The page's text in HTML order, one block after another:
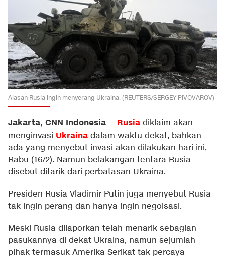
Alasan Rusia ingin menyerang Ukraina. (REUTERS/SERGEY PIVOVAROV)
Jakarta, CNN Indonesia -- Rusia diklaim akan
menginvasi Ukraina dalam waktu dekat, bahkan
ada yang menyebut invasi akan dilakukan hari ini,
Rabu (16/2). Namun belakangan tentara Rusia
disebut ditarik dari perbatasan Ukraina.
Presiden Rusia Vladimir Putin juga menyebut Rusia
tak ingin perang dan hanya ingin negoisasi.
Meski Rusia dilaporkan telah menarik sebagian
pasukannya di dekat Ukraina, namun sejumlah
pihak termasuk Amerika Serikat tak percaya